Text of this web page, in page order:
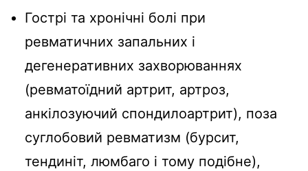
Гострі та хронічні болі при
ревматичних запальних і
дегенеративних захворюваннях
(ревматоїдний артрит, артроз,
анкілозуючий спондилоартрит), поза
суглобовий ревматизм (бурсит,
тендиніт, люмбаго і тому подібне),